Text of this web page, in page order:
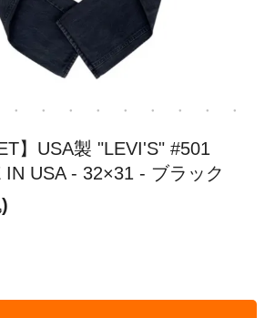
】USA製 "LEVI'S" #501
IN USA - 32×31 - ブラック